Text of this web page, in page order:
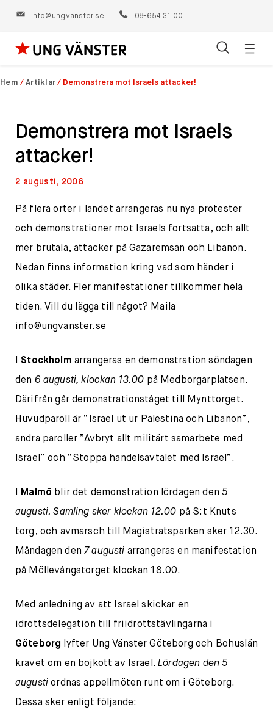
info@ungvanster.se 08-654 31 00
Hoppa
till
Hem / Artiklar / Demonstrera mot Israels attacker!
Demonstrera mot Israels
attacker!
2 augusti, 2006
På flera orter i landet arrangeras nu nya protester
och demonstrationer mot Israels fortsatta, och allt
mer brutala, attacker på Gazaremsan och Libanon.
Nedan finns information kring vad som händer i
olika städer. Fler manifestationer tillkommer hela
tiden. Vill du lägga till något? Maila
info@ungvanster.se
IStockholm arrangeras en demonstration söndagen
den 6 augusti, klockan 13.00 på Medborgarplatsen.
Därifrån går demonstrationståget till Mynttorget.
Huvudparoll är ”Israel ut ur Palestina och Libanon”,
andra paroller ”Avbryt allt militärt samarbete med
Israel” och ”Stoppa handelsavtalet med Israel”.
Malmö blir det demonstration lördagen den5
augusti. Samling sker klockan 12.00 på S:t Knuts
torg, och avmarsch till Magistratsparken sker 12.30.
Måndagen den7 augusti arrangeras en manifestation
på Möllevångstorget klockan 18.00.
Med anledning av att Israel skickar en
idrottsdelegation till friidrottstävlingarna i
Göteborg
lyfter Ung Vänster Göteborg och Bohuslän
kravet om en bojkott av Israel.Lördagen den 5
augustiordnas appellmöten runt om i Göteborg.
Dessa sker enligt följande: